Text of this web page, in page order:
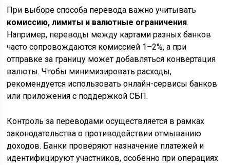
При выборе способа перевода важно учитывать
комиссию, лимиты и валютные ограничения.
Например, переводы между картами разных банков
часто сопровождаются комиссией 1–2%, а при
отправке за границу может добавляться конвертация
валюты. Чтобы минимизировать расходы,
рекомендуется использовать онлайн-сервисы банков
или приложения с поддержкой СБП.
Контроль за переводами осуществляется в рамках
законодательства о противодействии отмыванию
доходов. Банки проверяют назначение платежей и
идентифицируют участников, особенно при операциях